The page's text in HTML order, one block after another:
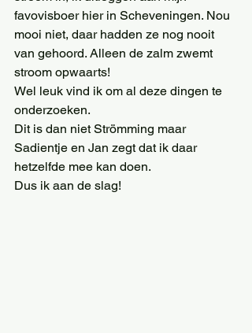
favovisboer hier in Scheveningen. Nou
mooi niet, daar hadden ze nog nooit
van gehoord. Alleen de zalm zwemt
stroom opwaarts!
Wel leuk vind ik om al deze dingen te
onderzoeken.
Dit is dan niet Strömming maar
Sadientje en Jan zegt dat ik daar
hetzelfde mee kan doen.
Dus ik aan de slag!